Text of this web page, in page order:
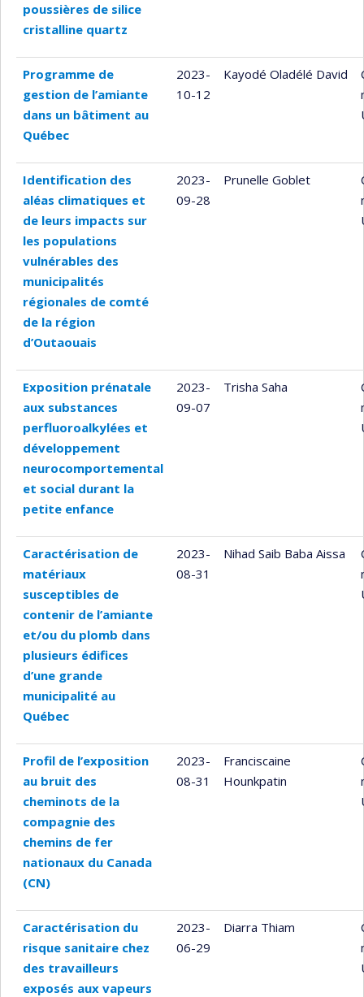
poussières de silice
cristalline quartz
Programme de
gestion de l’amiante
dans un bâtiment au
Québec
2023-
10-12
Kayodé Oladélé David
Identification des
aléas climatiques et
de leurs impacts sur
les populations
vulnérables des
municipalités
régionales de comté
de la région
d’Outaouais
2023-
09-28
Prunelle Goblet
Exposition prénatale
aux substances
perfluoroalkylées et
développement
neurocomportemental
et social durant la
petite enfance
2023-
09-07
Trisha Saha
Caractérisation de
matériaux
susceptibles de
contenir de l’amiante
et/ou du plomb dans
plusieurs édifices
d’une grande
municipalité au
Québec
2023-
08-31
Nihad Saib Baba Aissa
Profil de l’exposition
au bruit des
cheminots de la
compagnie des
chemins de fer
nationaux du Canada
(CN)
2023-
08-31
Franciscaine
Hounkpatin
Caractérisation du
risque sanitaire chez
des travailleurs
exposés aux vapeurs
2023-
06-29
Diarra Thiam